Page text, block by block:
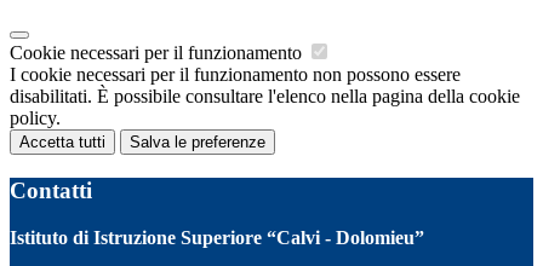
Cookie necessari per il funzionamento
I cookie necessari per il funzionamento non possono essere
disabilitati. È possibile consultare l'elenco nella pagina della cookie
policy.
Accetta tutti Salva le preferenze
Contatti
Istituto di Istruzione Superiore “Calvi - Dolomieu”